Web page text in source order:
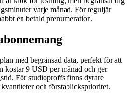
varje månad. För reguljär
en betald prenumeration.
med begränsad data, perfekt för att
kostar 9 USD per månad och ger
För studioproffs finns dyrare
och förstablicksprioritet.